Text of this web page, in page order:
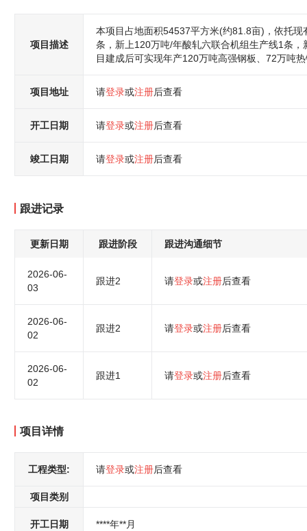
项目描述
本项目占地面积54537平方米(约81.8亩)，依托
条，新上120万吨/年酸轧六联合机组生产线1条
目建成后可实现年产120万吨高强钢板、72万吨
项目地址 请登录或注册后查看
开工日期 请登录或注册后查看
竣工日期 请登录或注册后查看
跟进记录
更新日期 跟进阶段 跟进沟通细节
2026-06-
03
跟进2 请登录或注册后查看
2026-06-
02
跟进2 请登录或注册后查看
2026-06-
02
跟进1 请登录或注册后查看
项目详情
工程类型: 请登录或注册后查看
项目类别
开工日期 ****年**月